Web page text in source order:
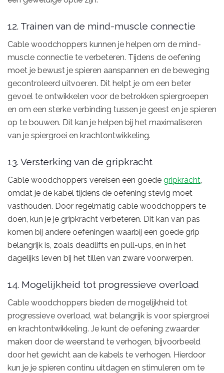
12. Trainen van de mind-muscle connectie
Cable woodchoppers kunnen je helpen om de mind-
muscle connectie te verbeteren. Tijdens de oefening
moet je bewust je spieren aanspannen en de beweging
gecontroleerd uitvoeren. Dit helpt je om een beter
gevoel te ontwikkelen voor de betrokken spiergroepen
en om een sterke verbinding tussen je geest en je spieren
op te bouwen. Dit kan je helpen bij het maximaliseren
van je spiergroei en krachtontwikkeling.
13. Versterking van de gripkracht
Cable woodchoppers vereisen een goede gripkracht,
omdat je de kabel tijdens de oefening stevig moet
vasthouden. Door regelmatig cable woodchoppers te
doen, kun je je gripkracht verbeteren. Dit kan van pas
komen bij andere oefeningen waarbij een goede grip
belangrijk is, zoals deadlifts en pull-ups, en in het
dagelijks leven bij het tillen van zware voorwerpen.
14. Mogelijkheid tot progressieve overload
Cable woodchoppers bieden de mogelijkheid tot
progressieve overload, wat belangrijk is voor spiergroei
en krachtontwikkeling. Je kunt de oefening zwaarder
maken door de weerstand te verhogen, bijvoorbeeld
door het gewicht aan de kabels te verhogen. Hierdoor
kun je je spieren continu uitdagen en stimuleren om te